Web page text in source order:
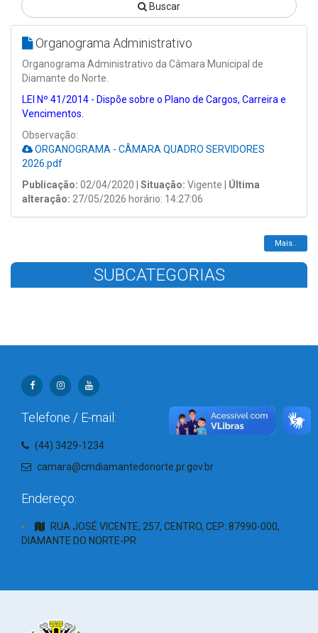
Buscar
Organograma Administrativo
Organograma Administrativo da Câmara Municipal de
Diamante do Norte.
LEI Nº 41/2014 - Dispõe sobre o Plano de Cargos, Carreira e
Vencimentos.
Observação:
ORGANOGRAMA - CÂMARA QUADRO SERVIDORES
2026.pdf
Publicação: 02/04/2020 | Situação: Vigente | Última
alteração: 27/05/2026 horário: 14:27:06
Mais..
SUBCATEGORIAS
Telefone / E-mail:
(44) 3429-1234
camara@cmdiamantedonorte.pr.gov.br
Endereço:
RUA JOSÉ VICENTE, 257, CENTRO, CEP: 87990-000,
DIAMANTE DO NORTE-PR